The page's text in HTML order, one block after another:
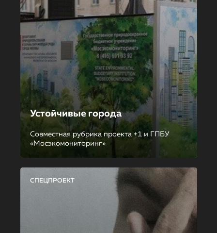
Устойчивые города
Совместная рубрика проекта +1 и ГПБУ
«Мосэкомониторинг»
СПЕЦПРОЕКТ